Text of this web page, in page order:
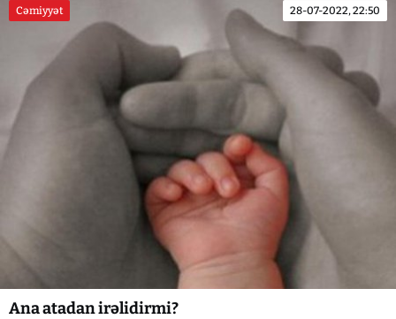
Cəmiyyət 28-07-2022, 22:50
Ana atadan irəlidirmi?